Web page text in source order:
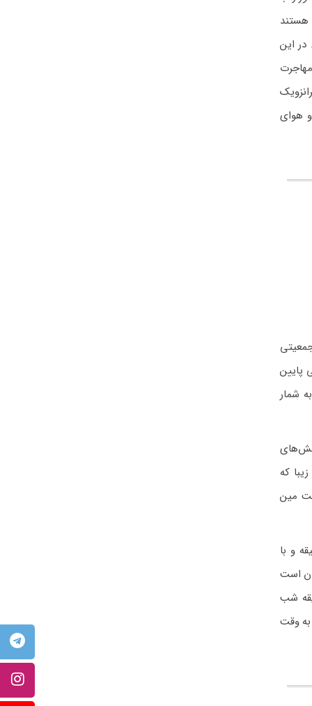
هستند
این
و هوای
بر۷۲ هزار کیلومتر مربع وجمعیتی
پایین
شمار
که
مین
یکی از شرقی‌ترین استان‌های کانادا با ساعت به وقت ایران ۷ ساعت و ۳۰ دقیقه و با
است
کانادا یک و شانزده دقیقه بعد از ظهر باشد ساعت به وقت ایران ۸ و ۴۶ دقیقه شب
به این صورت که در تاریخ ۱۳ مارچ ساعت به وقت